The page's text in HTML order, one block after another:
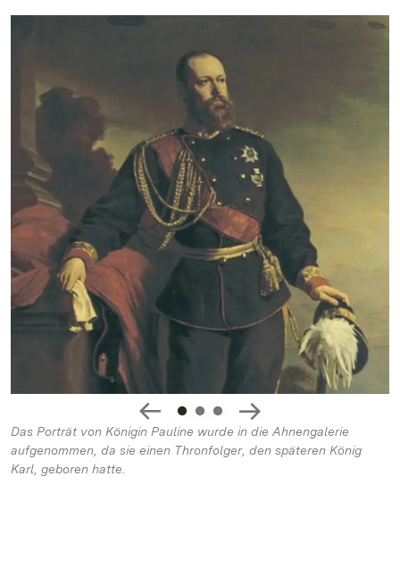
Das Porträt von Königin Pauline wurde in die Ahnengalerie
aufgenommen, da sie einen Thronfolger, den späteren König
Karl, geboren hatte.